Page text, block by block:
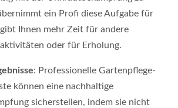
ein Profi diese Aufgabe für
Ihnen mehr Zeit für andere
oder für Erholung.
: Professionelle Gartenpflege-
können eine nachhaltige
sicherstellen, indem sie nicht